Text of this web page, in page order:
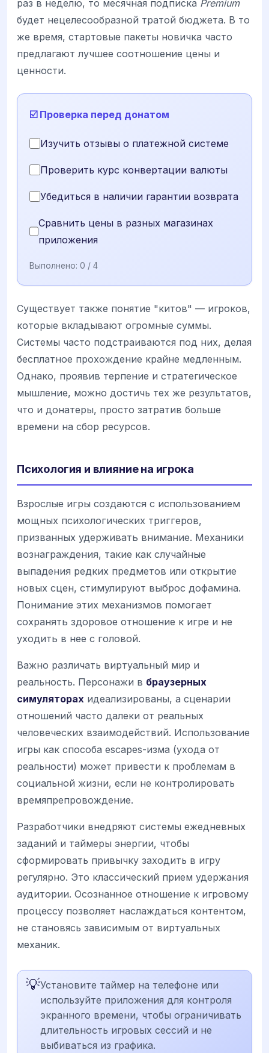
раз в неделю, то месячная подписка Premium
будет нецелесообразной тратой бюджета. В то
же время, стартовые пакеты новичка часто
предлагают лучшее соотношение цены и
ценности.
☑️ Проверка перед донатом
Изучить отзывы о платежной системе
Проверить курс конвертации валюты
Убедиться в наличии гарантии возврата
Сравнить цены в разных магазинах
приложения
Выполнено: 0 / 4
Существует также понятие "китов" — игроков,
которые вкладывают огромные суммы.
Системы часто подстраиваются под них, делая
бесплатное прохождение крайне медленным.
Однако, проявив терпение и стратегическое
мышление, можно достичь тех же результатов,
что и донатеры, просто затратив больше
времени на сбор ресурсов.
Психология и влияние на игрока
Взрослые игры создаются с использованием
мощных психологических триггеров,
призванных удерживать внимание. Механики
вознаграждения, такие как случайные
выпадения редких предметов или открытие
новых сцен, стимулируют выброс дофамина.
Понимание этих механизмов помогает
сохранять здоровое отношение к игре и не
уходить в нее с головой.
Важно различать виртуальный мир и
реальность. Персонажи в браузерных
симуляторах идеализированы, а сценарии
отношений часто далеки от реальных
человеческих взаимодействий. Использование
игры как способа escapes-изма (ухода от
реальности) может привести к проблемам в
социальной жизни, если не контролировать
времяпрепровождение.
Разработчики внедряют системы ежедневных
заданий и таймеры энергии, чтобы
сформировать привычку заходить в игру
регулярно. Это классический прием удержания
аудитории. Осознанное отношение к игровому
процессу позволяет наслаждаться контентом,
не становясь зависимым от виртуальных
механик.
💡Установите таймер на телефоне или
используйте приложения для контроля
экранного времени, чтобы ограничивать
длительность игровых сессий и не
выбиваться из графика.